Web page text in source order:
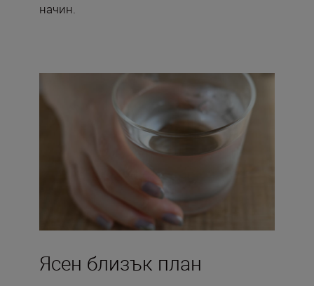
начин.
Ясен близък план